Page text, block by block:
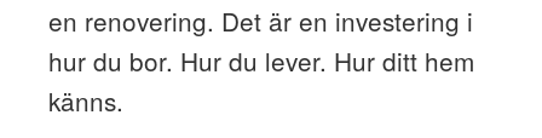
en renovering. Det är en investering i
hur du bor. Hur du lever. Hur ditt hem
känns.